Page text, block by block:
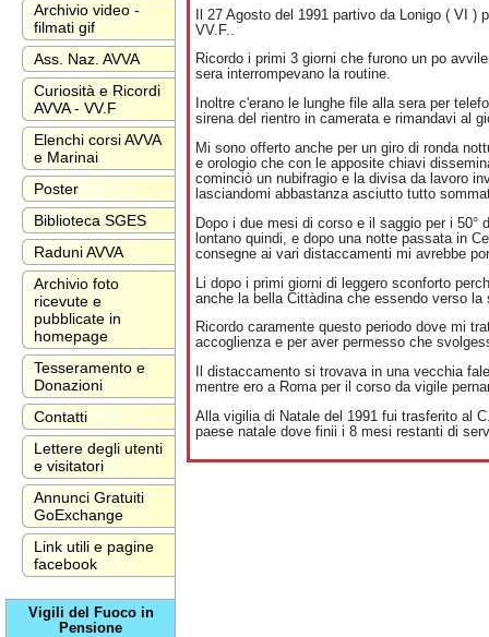
Archivio video -
filmati gif
Ass. Naz. AVVA
Curiosità e Ricordi
AVVA - VV.F
Elenchi corsi AVVA
e Marinai
Poster
Biblioteca SGES
Raduni AVVA
Archivio foto
ricevute e
pubblicate in
homepage
Tesseramento e
Donazioni
Contatti
Lettere degli utenti
e visitatori
Annunci Gratuiti
GoExchange
Link utili e pagine
facebook
Vigili del Fuoco in
Pensione
Il 27 Agosto del 1991 partivo da Lonigo ( VI )
VV.F..
Ricordo i primi 3 giorni che furono un po
sera interrompevano la routine.
Inoltre c'erano le lunghe file alla sera per
sirena del rientro in camerata e rimandavi al
Mi sono offerto anche per un giro di ronda
e orologio che con le apposite chiavi
cominciò un nubifragio e la divisa da lavoro
lasciandomi abbastanza asciutto tutto
Dopo i due mesi di corso e il saggio per i
lontano quindi, e dopo una notte passata in
consegne ai vari distaccamenti mi avrebbe
Li dopo i primi giorni di leggero sconforto
anche la bella Cittàdina che essendo verso
Ricordo caramente questo periodo dove mi
accoglienza e per aver permesso che
Il distaccamento si trovava in una vecchia
mentre ero a Roma per il corso da vigile
Alla vigilia di Natale del 1991 fui trasferito al
paese natale dove finii i 8 mesi restanti di